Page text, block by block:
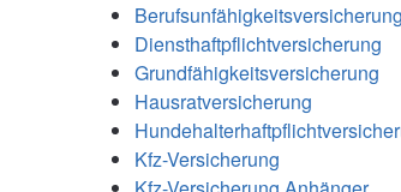
Berufsunfähigkeitsversicherung
Diensthaftpflichtversicherung
Grundfähigkeitsversicherung
Hausratversicherung
Kfz-Versicherung